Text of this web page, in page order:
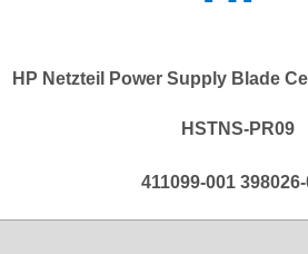
HP Netzteil Power Supply Blade
HSTNS-PR09
411099-001